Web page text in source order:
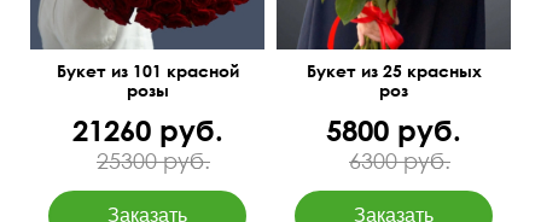
Букет из 101 красной
розы
21260 руб.
25300 руб.
Букет из 25 красных
роз
5800 руб.
6300 руб.